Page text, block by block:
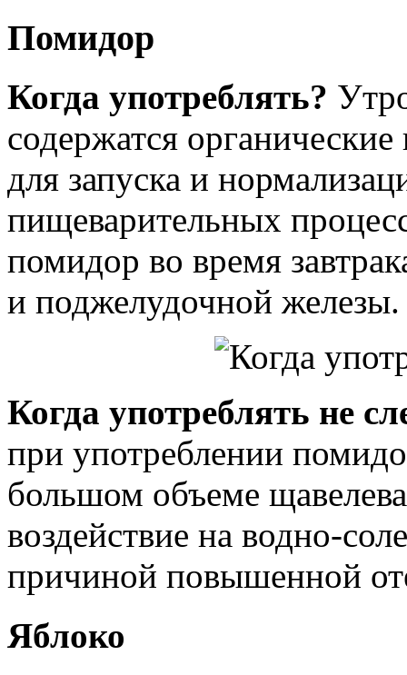
Помидор
Когда употреблять?
содержатся
для запуска и
пищеварительных
помидор во время
и поджелудочной железы.
Когда употреблять не
при употреблении
большом объеме
воздействие на водно-
причиной повышенной
Яблоко